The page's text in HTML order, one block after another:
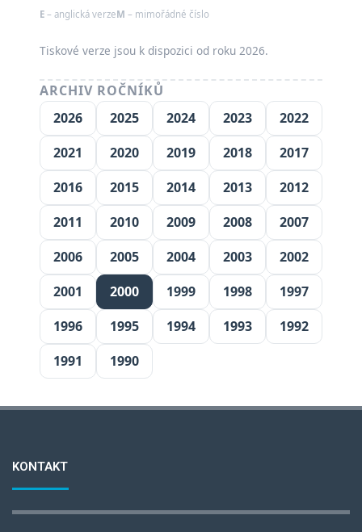
E – anglická verzeM – mimořádné číslo
Tiskové verze jsou k dispozici od roku 2026.
ARCHIV ROČNÍKŮ
2026
2025 2024 2023
2022
2021
2020 2019 2018
2017
2016
2015 2014 2013
2012
2011
2010 2009 2008
2007
2006
2005 2004 2003
2002
2001
2000 1999 1998
1997
1996
1995 1994 1993
1992
1991
1990
KONTAKT